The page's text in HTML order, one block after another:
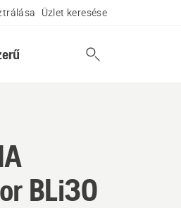
Üzlet keresése
BLi30